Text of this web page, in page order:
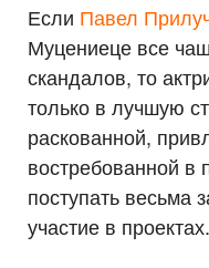
Если Павел
Муцениеце все
скандалов, то
только в лучшую
раскованной,
востребованной в
поступать весьма
участие в проектах.